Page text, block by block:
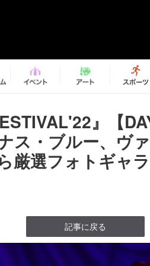
』【
ス・ブルー、ヴ
厳選フォトギャ
記事に戻る